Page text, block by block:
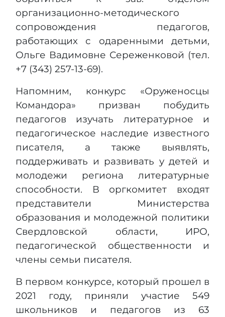
организационно-методического
сопровождения педагогов,
работающих с одаренными детьми,
Ольге Вадимовне Сереженковой (тел.
+7 (343) 257-13-69).
Напомним, конкурс «Оруженосцы
Командора» призван побудить
педагогов изучать литературное и
педагогическое наследие известного
писателя, а также выявлять,
поддерживать и развивать у детей и
молодежи региона литературные
способности. В оргкомитет входят
представители Министерства
образования и молодежной политики
Свердловской области, ИРО,
педагогической общественности и
члены семьи писателя.
В первом конкурсе, который прошел в
2021 году, приняли участие 549
школьников и педагогов из 63